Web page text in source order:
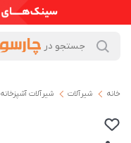
خانه شیرآلات شیرآلات آشپزخانه